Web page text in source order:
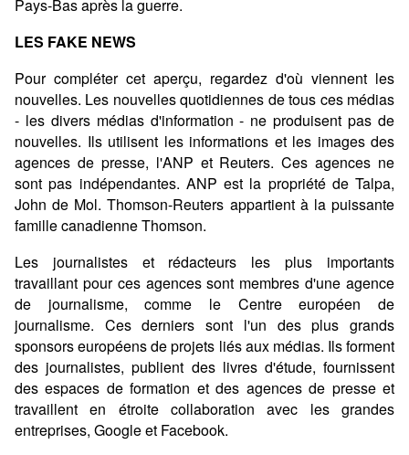
Pays-Bas après la guerre.
LES FAKE NEWS
Pour compléter cet aperçu, regardez d'où viennent les
nouvelles. Les nouvelles quotidiennes de tous ces médias
- les divers médias d'information - ne produisent pas de
nouvelles. Ils utilisent les informations et les images des
agences de presse, l'ANP et Reuters. Ces agences ne
sont pas indépendantes. ANP est la propriété de Talpa,
John de Mol. Thomson-Reuters appartient à la puissante
famille canadienne Thomson.
Les journalistes et rédacteurs les plus importants
travaillant pour ces agences sont membres d'une agence
de journalisme, comme le Centre européen de
journalisme. Ces derniers sont l'un des plus grands
sponsors européens de projets liés aux médias. Ils forment
des journalistes, publient des livres d'étude, fournissent
des espaces de formation et des agences de presse et
travaillent en étroite collaboration avec les grandes
entreprises, Google et Facebook.